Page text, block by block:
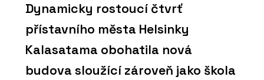
Dynamicky rostoucí čtvrť
přístavního města Helsinky
Kalasatama obohatila nová
budova sloužící zároveň jako škola